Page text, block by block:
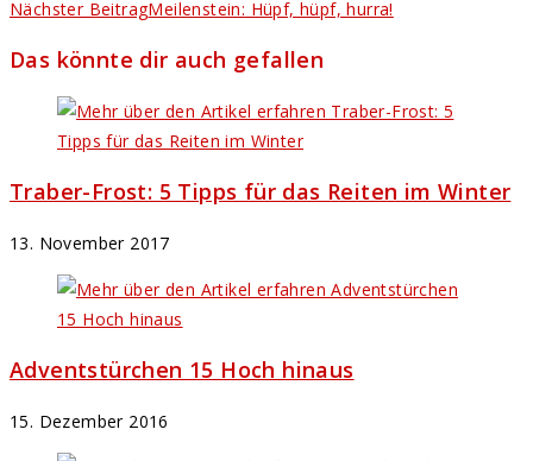
Artikel
ansehen
Nächster BeitragMeilenstein: Hüpf, hüpf, hurra!
Das könnte dir auch gefallen
Traber-Frost: 5 Tipps für das Reiten im Winter
13. November 2017
Adventstürchen 15 Hoch hinaus
15. Dezember 2016